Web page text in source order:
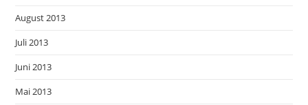
August 2013
Juli 2013
Juni 2013
Mai 2013